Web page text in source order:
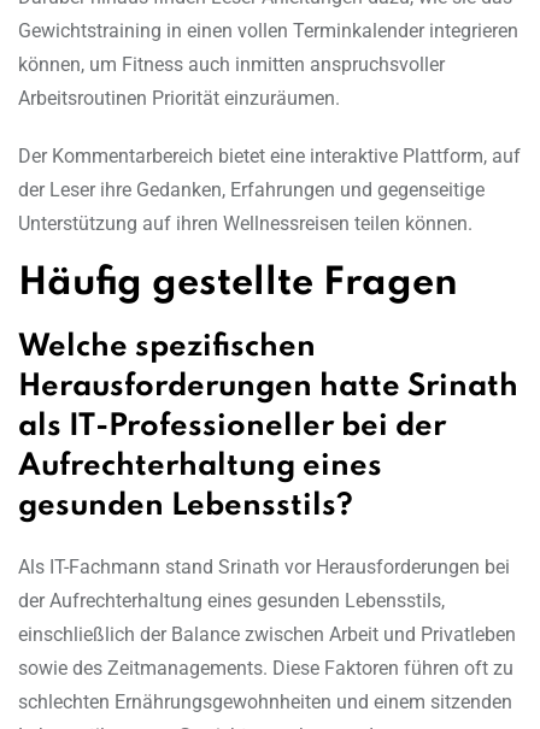
Gewichtstraining in einen vollen Terminkalender integrieren
können, um Fitness auch inmitten anspruchsvoller
Arbeitsroutinen Priorität einzuräumen.
Der Kommentarbereich bietet eine interaktive Plattform, auf
der Leser ihre Gedanken, Erfahrungen und gegenseitige
Unterstützung auf ihren Wellnessreisen teilen können.
Häufig gestellte Fragen
Welche spezifischen
Herausforderungen hatte Srinath
als IT-Professioneller bei der
Aufrechterhaltung eines
gesunden Lebensstils?
Als IT-Fachmann stand Srinath vor Herausforderungen bei
der Aufrechterhaltung eines gesunden Lebensstils,
einschließlich der Balance zwischen Arbeit und Privatleben
sowie des Zeitmanagements. Diese Faktoren führen oft zu
schlechten Ernährungsgewohnheiten und einem sitzenden